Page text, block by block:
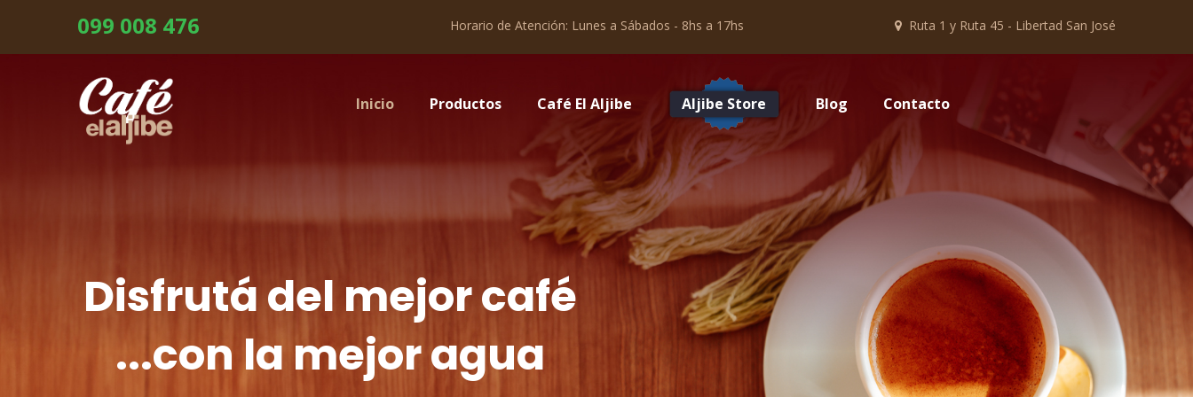
099 008 476 Horario de Atención: Lunes a Sábados - 8hs a 17hs Ruta 1 y Ruta 45 - Libertad San José
Inicio Productos Café El Aljibe Aljibe Store Blog Contacto
Disfrutá del mejor café
...con la mejor agua